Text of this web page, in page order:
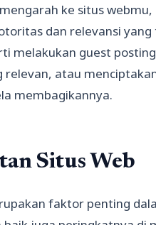
ke situs
dan relevansi
melakukan guest
atau
membagikannya.
Situs Web
faktor penting